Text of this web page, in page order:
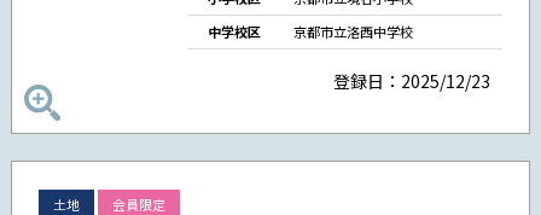
中学校区
京都市立洛西中学校
登録日：2025/12/23
土地 会員限定